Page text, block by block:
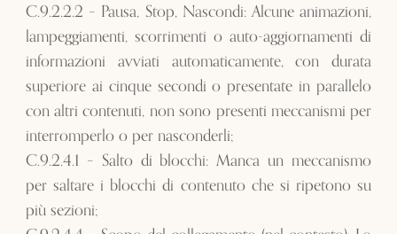
C.9.2.2.2 – Pausa, Stop, Nascondi: Alcune animazioni,
lampeggiamenti, scorrimenti o auto-aggiornamenti di
informazioni avviati automaticamente, con durata
superiore ai cinque secondi o presentate in parallelo
con altri contenuti, non sono presenti meccanismi per
interromperlo o per nasconderli;
C.9.2.4.1 – Salto di blocchi: Manca un meccanismo
per saltare i blocchi di contenuto che si ripetono su
più sezioni;